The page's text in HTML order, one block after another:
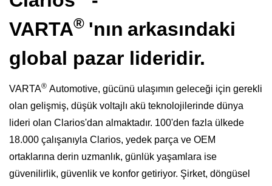
VARTA® 'nın arkasındaki
global pazar lideridir.
VARTA® Automotive, gücünü ulaşımın geleceği için gerekli
olan gelişmiş, düşük voltajlı akü teknolojilerinde dünya
lideri olan Clarios'dan almaktadır. 100'den fazla ülkede
18.000 çalışanıyla Clarios, yedek parça ve OEM
ortaklarına derin uzmanlık, günlük yaşamlara ise
güvenilirlik, güvenlik ve konfor getiriyor. Şirket, döngüsel